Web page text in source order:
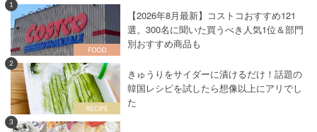
1
【2026年8月最新】コストコおすすめ121
選。300名に聞いた買うべき人気1位＆部門
別おすすめ商品も
2
きゅうりをサイダーに漬けるだけ！話題の
韓国レシピを試したら想像以上にアリでし
た
3